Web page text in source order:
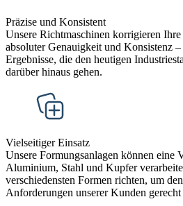
Präzise und Konsistent
Unsere Richtmaschinen korrigieren
absoluter Genauigkeit und Konsistenz
Ergebnisse, die den heutigen
darüber hinaus gehen.
Vielseitiger Einsatz
Unsere Formungsanlagen können eine
Aluminium, Stahl und Kupfer
verschiedensten Formen richten, um
Anforderungen unserer Kunden